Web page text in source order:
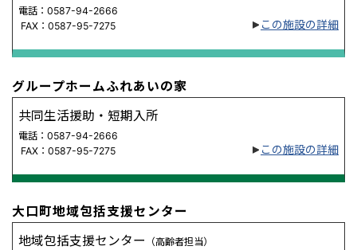
電話：0587-94-2666
FAX：0587-95-7275
この施設の詳細
グループホームふれあいの家
共同生活援助・短期入所
電話：0587-94-2666
FAX：0587-95-7275
この施設の詳細
大口町地域包括支援センター
地域包括支援センター
（高齢者担当）